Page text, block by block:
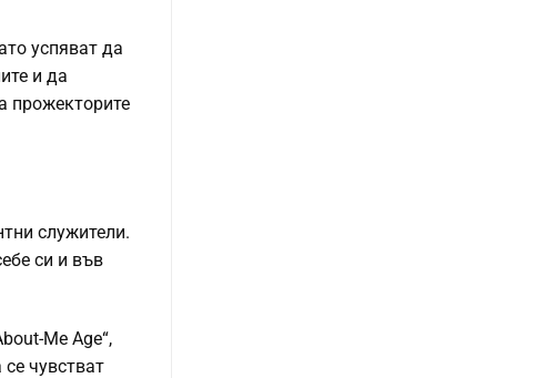
успяват да
и да
прожекторите
служители.
си и във
Me Age“,
чувстват